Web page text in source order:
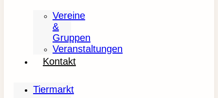
Vereine
&
Gruppen
Veranstaltungen
Kontakt
Tiermarkt